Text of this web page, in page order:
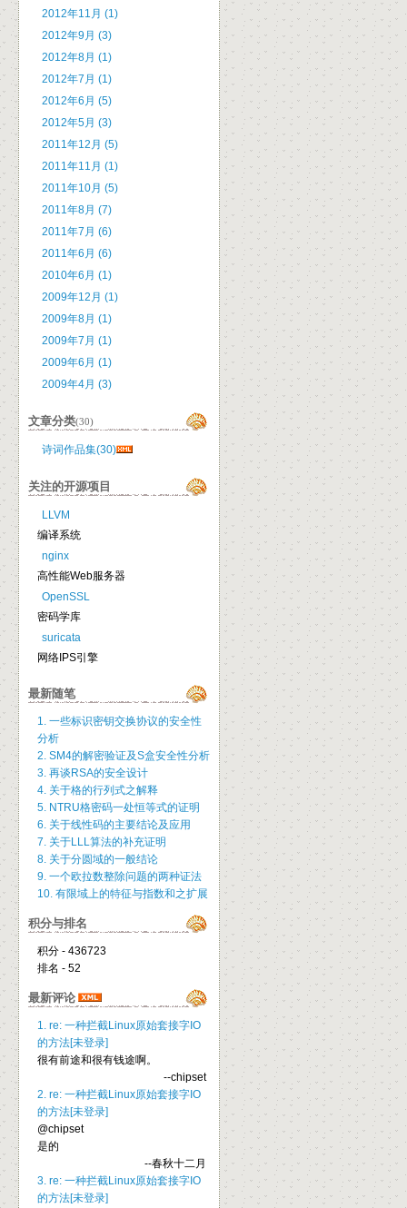
2012年11月 (1)
2012年9月 (3)
2012年8月 (1)
2012年7月 (1)
2012年6月 (5)
2012年5月 (3)
2011年12月 (5)
2011年11月 (1)
2011年10月 (5)
2011年8月 (7)
2011年7月 (6)
2011年6月 (6)
2010年6月 (1)
2009年12月 (1)
2009年8月 (1)
2009年7月 (1)
2009年6月 (1)
2009年4月 (3)
文章分类(30)
诗词作品集(30)
关注的开源项目
LLVM
编译系统
nginx
高性能Web服务器
OpenSSL
密码学库
suricata
网络IPS引擎
最新随笔
1. 一些标识密钥交换协议的安全性
分析
2. SM4的解密验证及S盒安全性分析
3. 再谈RSA的安全设计
4. 关于格的行列式之解释
5. NTRU格密码一处恒等式的证明
6. 关于线性码的主要结论及应用
7. 关于LLL算法的补充证明
8. 关于分圆域的一般结论
9. 一个欧拉数整除问题的两种证法
10. 有限域上的特征与指数和之扩展
积分与排名
积分 - 436723
排名 - 52
最新评论
1. re: 一种拦截Linux原始套接字IO
的方法[未登录]
很有前途和很有钱途啊。
--chipset
2. re: 一种拦截Linux原始套接字IO
的方法[未登录]
@chipset
是的
--春秋十二月
3. re: 一种拦截Linux原始套接字IO
的方法[未登录]